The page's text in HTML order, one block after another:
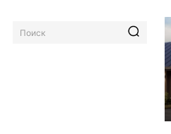
Поиск